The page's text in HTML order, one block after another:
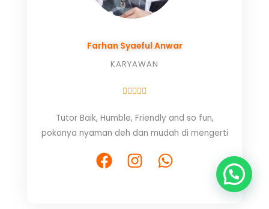
Farhan Syaeful Anwar
KARYAWAN

t
e
Tutor Baik, Humble, Friendly and so fun,
pokonya nyaman deh dan mudah di mengerti
F
a
I W